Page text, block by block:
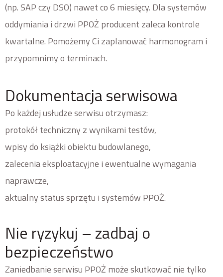
(np. SAP czy DSO) nawet co 6 miesięcy. Dla systemów
oddymiania i drzwi PPOŻ producent zaleca kontrole
kwartalne. Pomożemy Ci zaplanować harmonogram i
przypomnimy o terminach.
Dokumentacja serwisowa
Po każdej usłudze serwisu otrzymasz:
protokół techniczny z wynikami testów,
wpisy do książki obiektu budowlanego,
zalecenia eksploatacyjne i ewentualne wymagania
naprawcze,
aktualny status sprzętu i systemów PPOŻ.
Nie ryzykuj – zadbaj o
bezpieczeństwo
Zaniedbanie serwisu PPOŻ może skutkować nie tylko